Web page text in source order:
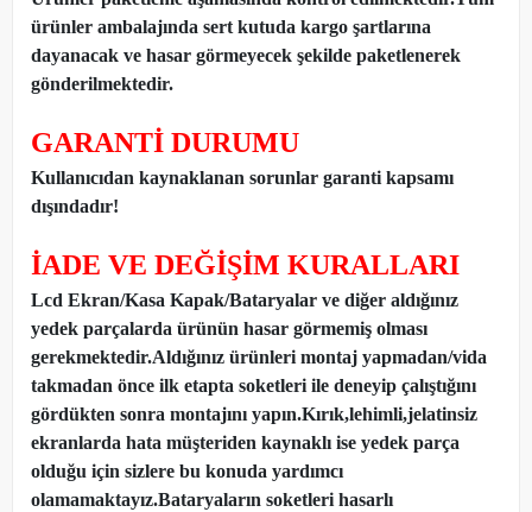
ürünler ambalajında sert kutuda kargo şartlarına
dayanacak ve hasar görmeyecek şekilde paketlenerek
gönderilmektedir.
GARANTİ DURUMU
Kullanıcıdan kaynaklanan sorunlar garanti kapsamı
dışındadır!
İADE VE DEĞİŞİM KURALLARI
Lcd Ekran/Kasa Kapak/Bataryalar ve diğer aldığınız
yedek parçalarda ürünün hasar görmemiş olması
gerekmektedir.Aldığınız ürünleri montaj yapmadan/vida
takmadan önce ilk etapta soketleri ile deneyip çalıştığını
gördükten sonra montajını yapın.Kırık,lehimli,jelatinsiz
ekranlarda hata müşteriden kaynaklı ise yedek parça
olduğu için sizlere bu konuda yardımcı
olamamaktayız.Bataryaların soketleri hasarlı